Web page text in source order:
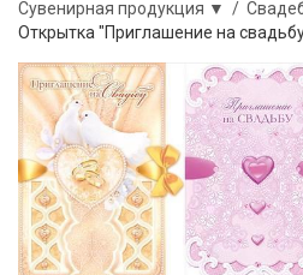
Сувенирная продукция ▼ /
Открытка "Приглашение на